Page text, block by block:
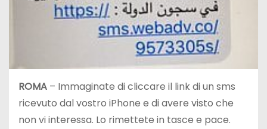
ROMA – Immaginate di cliccare il link di un sms
ricevuto dal vostro iPhone e di avere visto che
non vi interessa. Lo rimettete in tasce e pace.